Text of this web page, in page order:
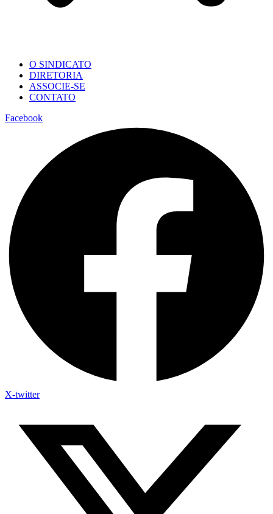
O SINDICATO
DIRETORIA
ASSOCIE-SE
CONTATO
Facebook
X-twitter